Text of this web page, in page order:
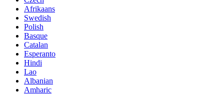
Afrikaans
Swedish
Polish
Basque
Catalan
Esperanto
Hindi
Lao
Albanian
Amharic